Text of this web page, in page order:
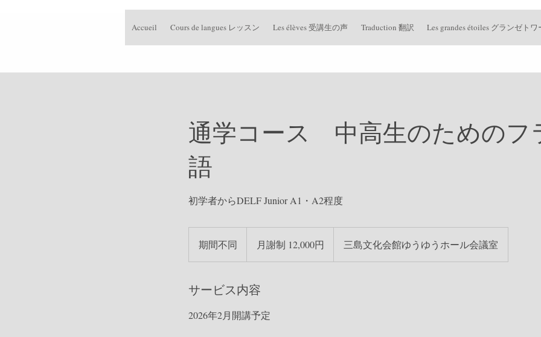
Accueil Cours de langues レッスン Les élèves 受講生の声 Traduction 翻訳 Les grandes étoiles グランゼト
通学コース 中高生のためのフ
語
初学者からDELF Junior A1・A2程度
期間不同
間
同
円
月謝制 12,000円 三島文化会館ゆうゆうホール会議室
サービス内容
2026年2月開講予定